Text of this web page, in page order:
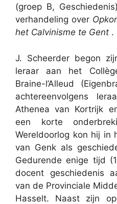
(groep B,
verhandeling over
het Calvinisme te Gent .
J. Scheerder begon
leraar aan het
Braine-l’Alleud
achtereenvolgens
Athenea van Kortrijk
een korte
Wereldoorlog kon hij in
van Genk als
Gedurende enige tijd
docent geschiedenis
van de Provinciale
Hasselt. Naast zijn